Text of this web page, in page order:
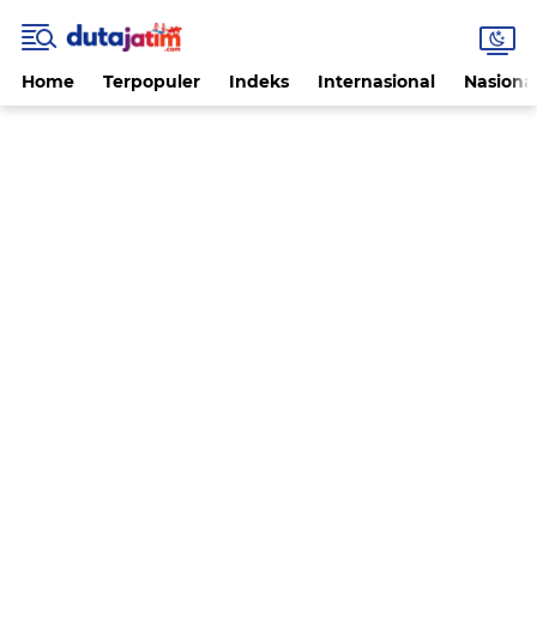
Home Terpopuler Indeks Internasional